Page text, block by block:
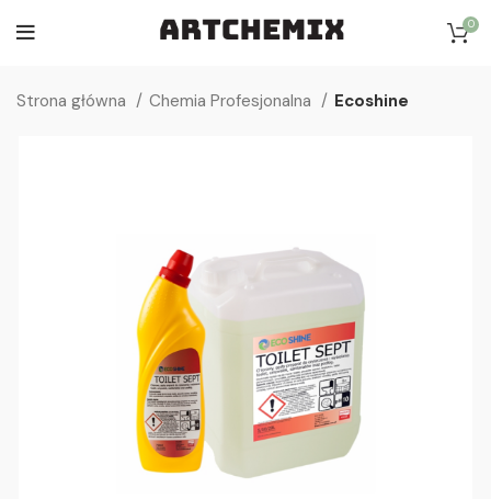
0
Strona główna Chemia Profesjonalna Ecoshine